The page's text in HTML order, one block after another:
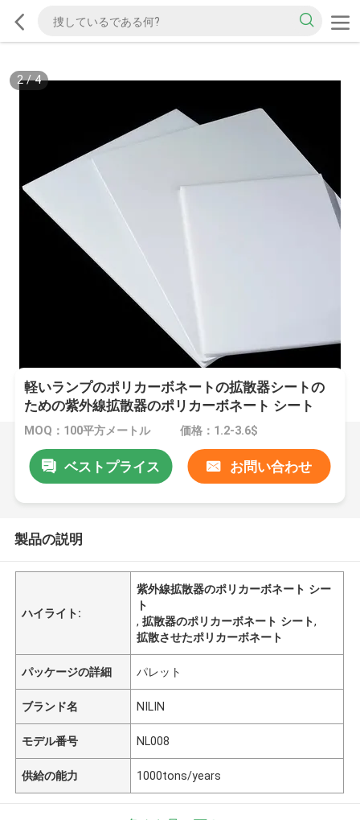
2/4
軽いランプのポリカーボネートの拡散器シートの
ための紫外線拡散器のポリカーボネート シート
MOQ：100平方メートル 価格：1.2-3.6$
ベストプライス お問い合わせ
製品の説明
ハイライト:
紫外線拡散器のポリカーボネート シー
ト
,拡散器のポリカーボネート シート,
拡散させたポリカーボネート
パッケージの詳細 パレット
ブランド名 NILIN
モデル番号 NL008
供給の能力 1000tons/years